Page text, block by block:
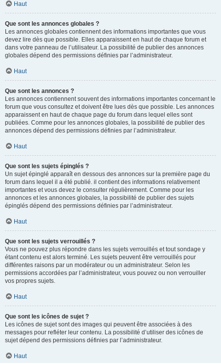
Haut
Que sont les annonces globales ?
Les annonces globales contiennent des informations importantes que vous
devez lire dès que possible. Elles apparaissent en haut de chaque forum et
dans votre panneau de l’utilisateur. La possibilité de publier des annonces
globales dépend des permissions définies par l’administrateur.
Haut
Que sont les annonces ?
Les annonces contiennent souvent des informations importantes concernant le
forum que vous consultez et doivent être lues dès que possible. Les annonces
apparaissent en haut de chaque page du forum dans lequel elles sont
publiées. Comme pour les annonces globales, la possibilité de publier des
annonces dépend des permissions définies par l’administrateur.
Haut
Que sont les sujets épinglés ?
Un sujet épinglé apparaît en dessous des annonces sur la première page du
forum dans lequel il a été publié. il contient des informations relativement
importantes et vous devez le consulter régulièrement. Comme pour les
annonces et les annonces globales, la possibilité de publier des sujets
épinglés dépend des permissions définies par l’administrateur.
Haut
Que sont les sujets verrouillés ?
Vous ne pouvez plus répondre dans les sujets verrouillés et tout sondage y
étant contenu est alors terminé. Les sujets peuvent être verrouillés pour
différentes raisons par un modérateur ou un administrateur. Selon les
permissions accordées par l’administrateur, vous pouvez ou non verrouiller
vos propres sujets.
Haut
Que sont les icônes de sujet ?
Les icônes de sujet sont des images qui peuvent être associées à des
messages pour refléter leur contenu. La possibilité d’utiliser des icônes de
sujet dépend des permissions définies par l’administrateur.
Haut